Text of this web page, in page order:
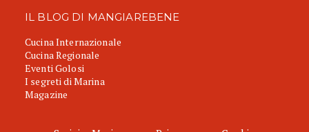
IL BLOG DI MANGIAREBENE
Cucina Internazionale
Cucina Regionale
Eventi Golosi
I segreti di Marina
Magazine